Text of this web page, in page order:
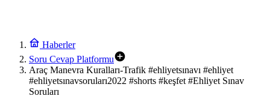
Haberler
Soru Cevap Platformu
Araç Manevra Kuralları-Trafik #ehliyetsınavı #ehliyet
#ehliyetsınavsoruları2022 #shorts #keşfet #Ehliyet Sınav
Soruları